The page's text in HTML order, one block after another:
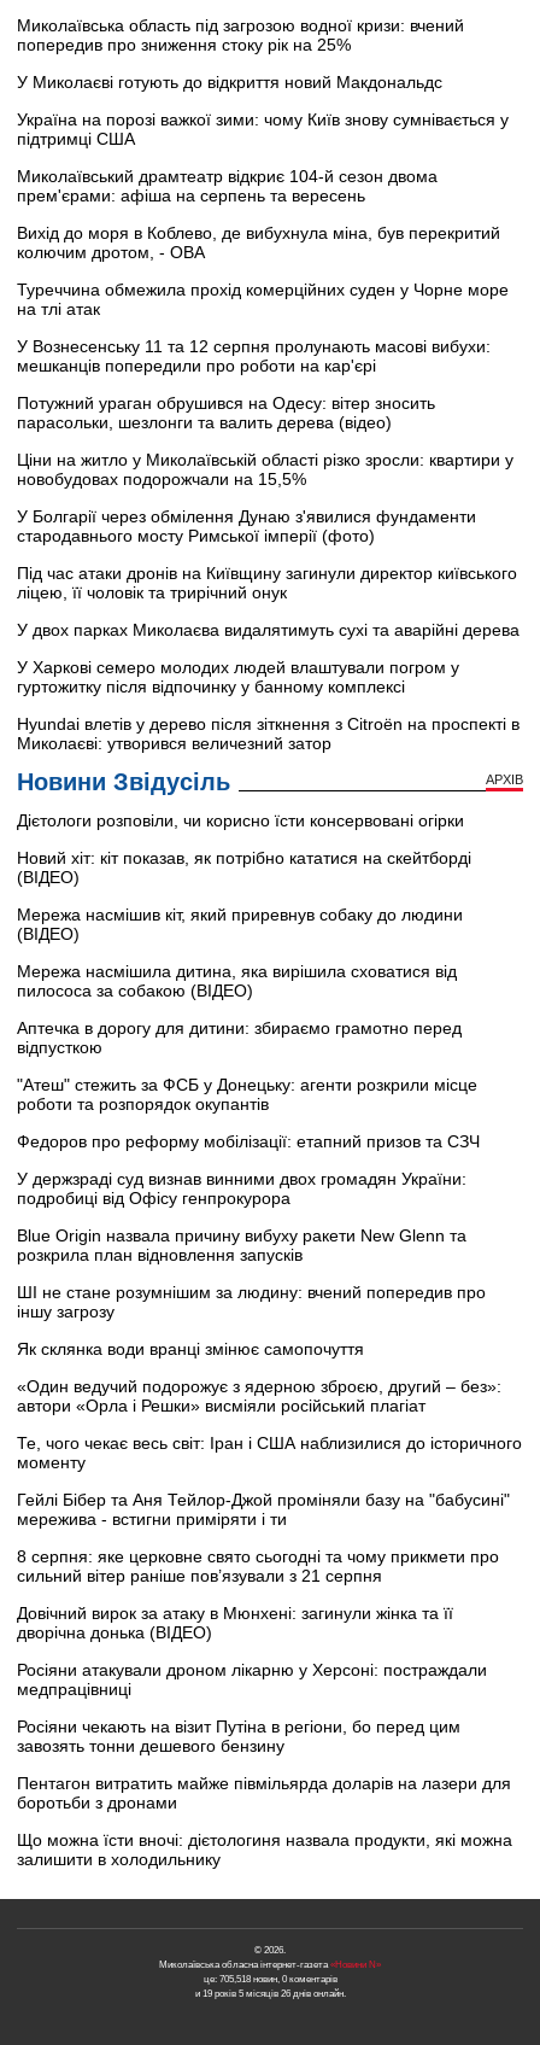
Миколаївська область під загрозою водної кризи: вчений
попередив про зниження стоку рік на 25%
У Миколаєві готують до відкриття новий Макдональдс
Україна на порозі важкої зими: чому Київ знову сумнівається у
підтримці США
Миколаївський драмтеатр відкриє 104-й сезон двома
прем'єрами: афіша на серпень та вересень
Вихід до моря в Коблево, де вибухнула міна, був перекритий
колючим дротом, - ОВА
Туреччина обмежила прохід комерційних суден у Чорне море
на тлі атак
У Вознесенську 11 та 12 серпня пролунають масові вибухи:
мешканців попередили про роботи на кар'єрі
Потужний ураган обрушився на Одесу: вітер зносить
парасольки, шезлонги та валить дерева (відео)
Ціни на житло у Миколаївській області різко зросли: квартири у
новобудовах подорожчали на 15,5%
У Болгарії через обмілення Дунаю з'явилися фундаменти
стародавнього мосту Римської імперії (фото)
Під час атаки дронів на Київщину загинули директор київського
ліцею, її чоловік та трирічний онук
У двох парках Миколаєва видалятимуть сухі та аварійні дерева
У Харкові семеро молодих людей влаштували погром у
гуртожитку після відпочинку у банному комплексі
Hyundai влетів у дерево після зіткнення з Citroën на проспекті в
Миколаєві: утворився величезний затор
Новини Звідусіль АРХІВ
Дієтологи розповіли, чи корисно їсти консервовані огірки
Новий хіт: кіт показав, як потрібно кататися на скейтборді
(ВІДЕО)
Мережа насмішив кіт, який приревнув собаку до людини
(ВІДЕО)
Мережа насмішила дитина, яка вирішила сховатися від
пилососа за собакою (ВІДЕО)
Аптечка в дорогу для дитини: збираємо грамотно перед
відпусткою
"Атеш" стежить за ФСБ у Донецьку: агенти розкрили місце
роботи та розпорядок окупантів
Федоров про реформу мобілізації: етапний призов та СЗЧ
У держзраді суд визнав винними двох громадян України:
подробиці від Офісу генпрокурора
Blue Origin назвала причину вибуху ракети New Glenn та
розкрила план відновлення запусків
ШІ не стане розумнішим за людину: вчений попередив про
іншу загрозу
Як склянка води вранці змінює самопочуття
«Один ведучий подорожує з ядерною зброєю, другий – без»:
автори «Орла і Решки» висміяли російський плагіат
Те, чого чекає весь світ: Іран і США наблизилися до історичного
моменту
Гейлі Бібер та Аня Тейлор-Джой проміняли базу на "бабусині"
мережива - встигни приміряти і ти
8 серпня: яке церковне свято сьогодні та чому прикмети про
сильний вітер раніше пов’язували з 21 серпня
Довічний вирок за атаку в Мюнхені: загинули жінка та її
дворічна донька (ВІДЕО)
Росіяни атакували дроном лікарню у Херсоні: постраждали
медпрацівниці
Росіяни чекають на візит Путіна в регіони, бо перед цим
завозять тонни дешевого бензину
Пентагон витратить майже півмільярда доларів на лазери для
боротьби з дронами
Що можна їсти вночі: дієтологиня назвала продукти, які можна
залишити в холодильнику
© 2026.
Миколаївська обласна інтернет-газета«Новини N»
це: 705,518 новин, 0 коментарів
и 19 років 5 місяців 26 днів онлайн.